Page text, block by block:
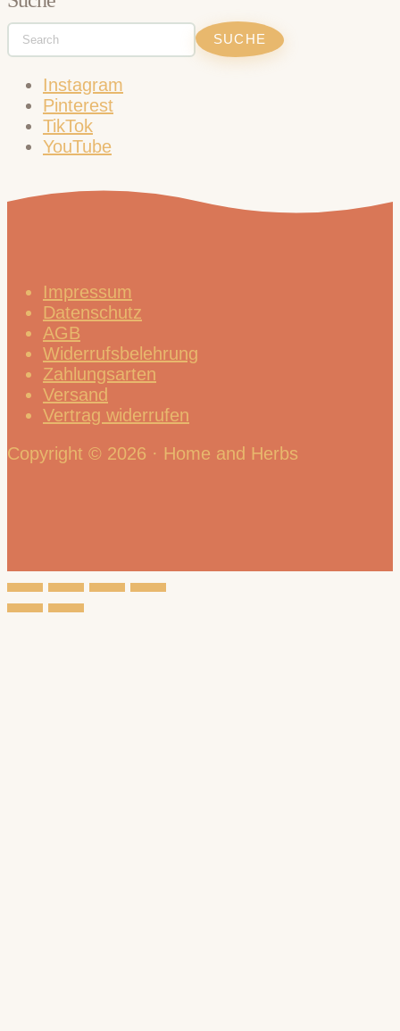
Instagram
Pinterest
TikTok
YouTube
Impressum
Datenschutz
AGB
Widerrufsbelehrung
Zahlungsarten
Versand
Vertrag widerrufen
Copyright © 2026 · Home and Herbs